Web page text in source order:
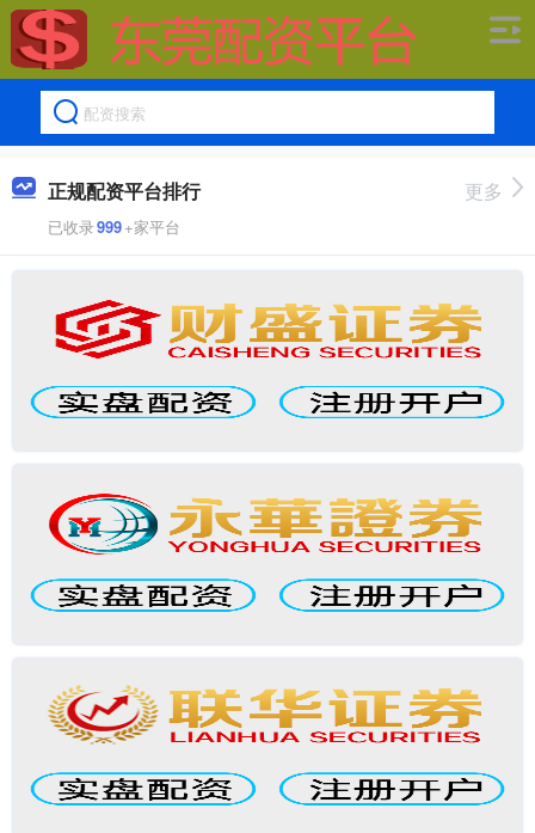
正规配资平台排行
已收录999+家平台
更多